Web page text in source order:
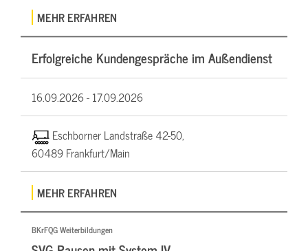
MEHR ERFAHREN
Erfolgreiche Kundengespräche im Außendienst
16.09.2026 -17.09.2026
Eschborner Landstraße 42-50,
60489 Frankfurt/Main
MEHR ERFAHREN
BKrFQG Weiterbildungen